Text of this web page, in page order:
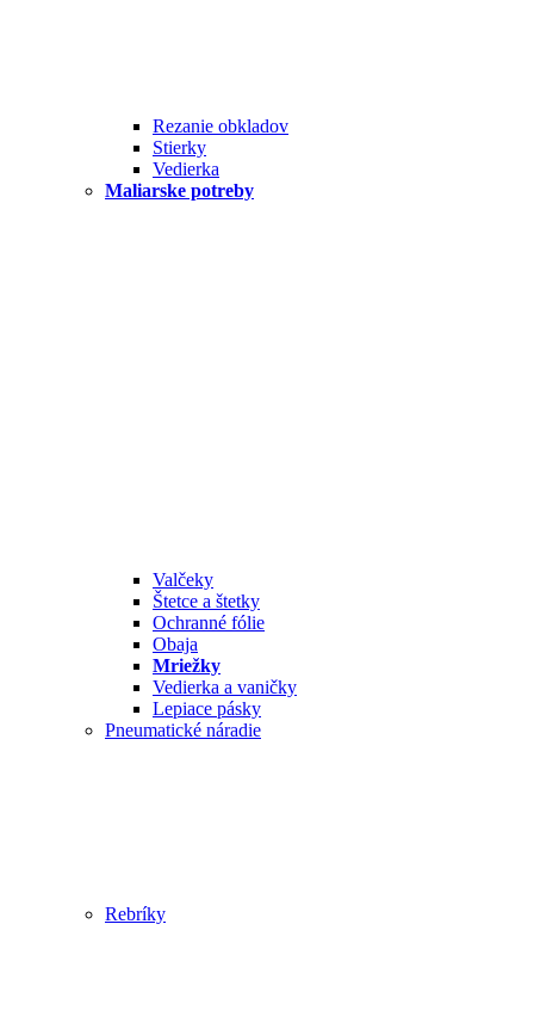
Rezanie obkladov
Stierky
Vedierka
Maliarske potreby
Valčeky
Štetce a štetky
Ochranné fólie
Obaja
Mriežky
Vedierka a vaničky
Lepiace pásky
Pneumatické náradie
Rebríky